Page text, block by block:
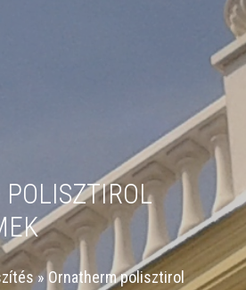
» Ornatherm polisztirol